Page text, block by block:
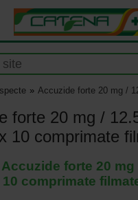
Accuzide forte 20 mg /
forte 20 mg /
10 comprimate
forte 20 mg
10 comprimate